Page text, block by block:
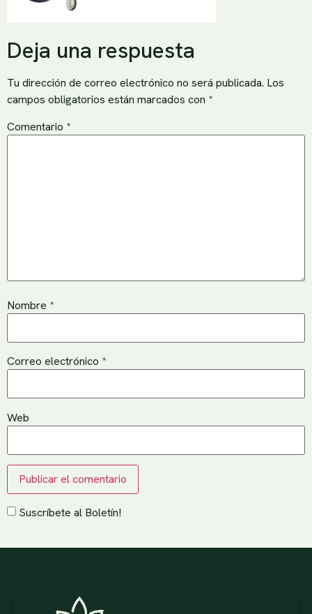
Deja una respuesta
Tu dirección de correo electrónico no será publicada. Los
campos obligatorios están marcados con *
Comentario *
Nombre *
Correo electrónico *
Web
Suscríbete al Boletín!